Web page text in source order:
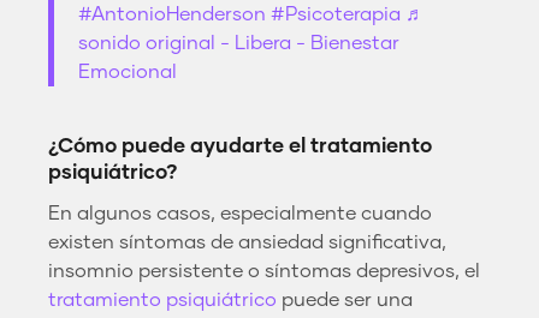
#AntonioHenderson #Psicoterapia ♬
sonido original - Libera - Bienestar
Emocional
¿Cómo puede ayudarte el tratamiento
psiquiátrico?
En algunos casos, especialmente cuando
existen síntomas de ansiedad significativa,
insomnio persistente o síntomas depresivos, el
tratamiento psiquiátrico puede ser una